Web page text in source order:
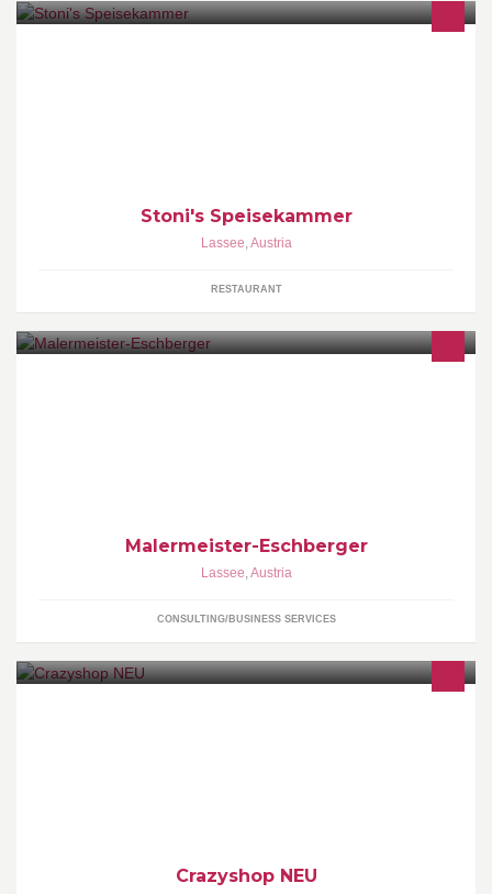
Stoni's Speisekammer
Lassee,Austria
RESTAURANT
Malermeister-Eschberger
Lassee,Austria
CONSULTING/BUSINESS SERVICES
Crazyshop NEU